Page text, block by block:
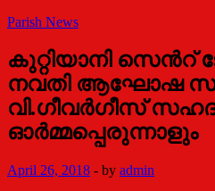
Parish News
കുറ്റിയാനി സെന്‍റ്
നവതി ആഘോഷ
വി.ഗീവര്‍ഗീസ്
ഓര്‍മ്മപ്പെരുന്നാളും
April 26, 2018 - by admin